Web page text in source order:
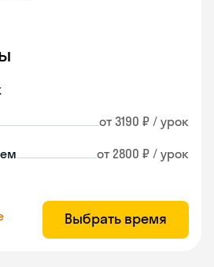
от 3190 ₽ / урок
от 2800 ₽ / урок
Выбрать время